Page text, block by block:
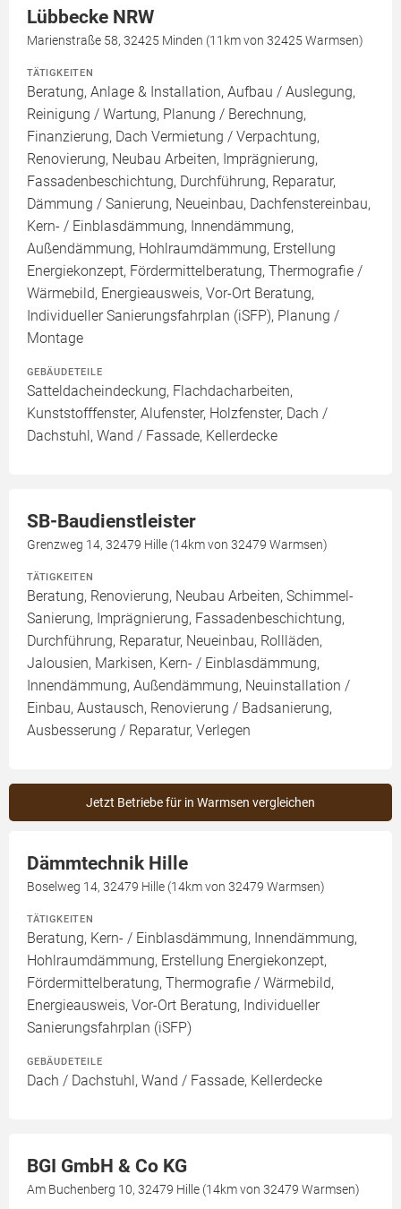
Lübbecke NRW
Marienstraße 58, 32425 Minden (11km von 32425 Warmsen)
TÄTIGKEITEN
Beratung, Anlage & Installation, Aufbau / Auslegung,
Reinigung / Wartung, Planung / Berechnung,
Finanzierung, Dach Vermietung / Verpachtung,
Renovierung, Neubau Arbeiten, Imprägnierung,
Fassadenbeschichtung, Durchführung, Reparatur,
Dämmung / Sanierung, Neueinbau, Dachfenstereinbau,
Kern- / Einblasdämmung, Innendämmung,
Außendämmung, Hohlraumdämmung, Erstellung
Energiekonzept, Fördermittelberatung, Thermografie /
Wärmebild, Energieausweis, Vor-Ort Beratung,
Individueller Sanierungsfahrplan (iSFP), Planung /
Montage
GEBÄUDETEILE
Satteldacheindeckung, Flachdacharbeiten,
Kunststofffenster, Alufenster, Holzfenster, Dach /
Dachstuhl, Wand / Fassade, Kellerdecke
SB-Baudienstleister
Grenzweg 14, 32479 Hille (14km von 32479 Warmsen)
TÄTIGKEITEN
Beratung, Renovierung, Neubau Arbeiten, Schimmel-
Sanierung, Imprägnierung, Fassadenbeschichtung,
Durchführung, Reparatur, Neueinbau, Rollläden,
Jalousien, Markisen, Kern- / Einblasdämmung,
Innendämmung, Außendämmung, Neuinstallation /
Einbau, Austausch, Renovierung / Badsanierung,
Ausbesserung / Reparatur, Verlegen
Jetzt Betriebe für in Warmsen vergleichen
Dämmtechnik Hille
Boselweg 14, 32479 Hille (14km von 32479 Warmsen)
TÄTIGKEITEN
Beratung, Kern- / Einblasdämmung, Innendämmung,
Hohlraumdämmung, Erstellung Energiekonzept,
Fördermittelberatung, Thermografie / Wärmebild,
Energieausweis, Vor-Ort Beratung, Individueller
Sanierungsfahrplan (iSFP)
GEBÄUDETEILE
Dach / Dachstuhl, Wand / Fassade, Kellerdecke
BGI GmbH & Co KG
Am Buchenberg 10, 32479 Hille (14km von 32479 Warmsen)